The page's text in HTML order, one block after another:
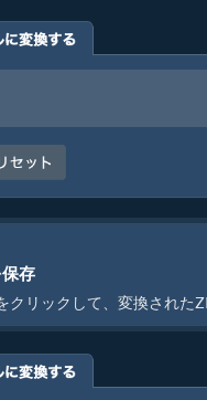
存
クリックして、変換された